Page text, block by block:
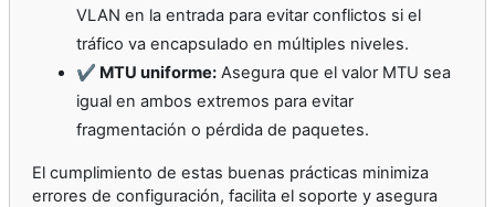
VLAN en la entrada para evitar conflictos si el
tráfico va encapsulado en múltiples niveles.
✔️ MTU uniforme: Asegura que el valor MTU sea
igual en ambos extremos para evitar
fragmentación o pérdida de paquetes.
El cumplimiento de estas buenas prácticas minimiza
errores de configuración, facilita el soporte y asegura